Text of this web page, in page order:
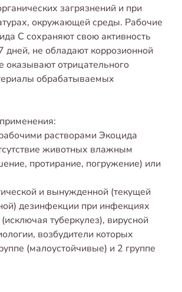
загрязнений и при
окружающей среды. Рабочие
С сохраняют свою активность
дней, не обладают коррозионной
оказывают отрицательного
обрабатываемых
растворами Экоцида
животных влажным
протирание, погружение) или
и вынужденной (текущей
дезинфекции при инфекциях
туберкулез), вирусной
возбудители которых
(малоустойчивые) и 2 группе